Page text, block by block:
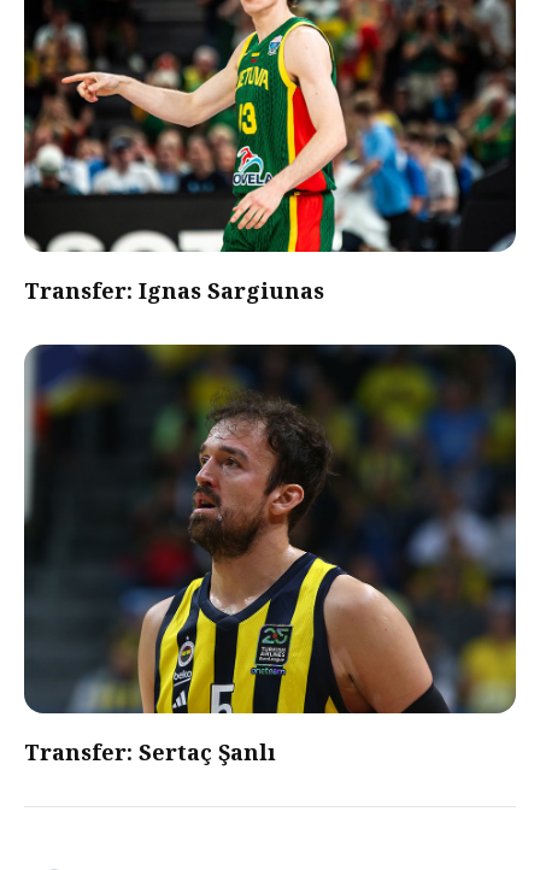
Transfer: Ignas Sargiunas
Transfer: Sertaç Şanlı